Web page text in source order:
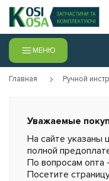
МЕНЮ
Главная Ручной
Уважаемые
На сайте
полной
По вопросам
Посетите